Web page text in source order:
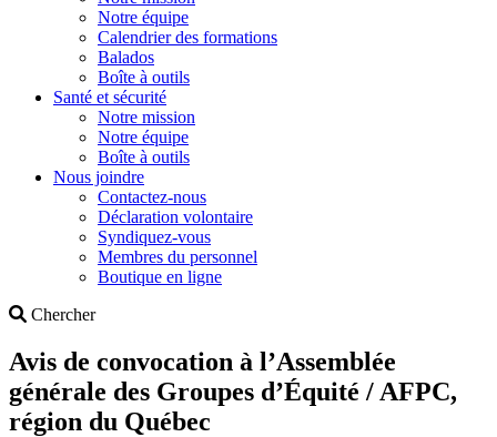
Notre équipe
Calendrier des formations
Balados
Boîte à outils
Santé et sécurité
Notre mission
Notre équipe
Boîte à outils
Nous joindre
Contactez-nous
Déclaration volontaire
Syndiquez-vous
Membres du personnel
Boutique en ligne
ChercherSearch
Avis de convocation à l’Assemblée
générale des Groupes d’Équité / AFPC,
région du Québec